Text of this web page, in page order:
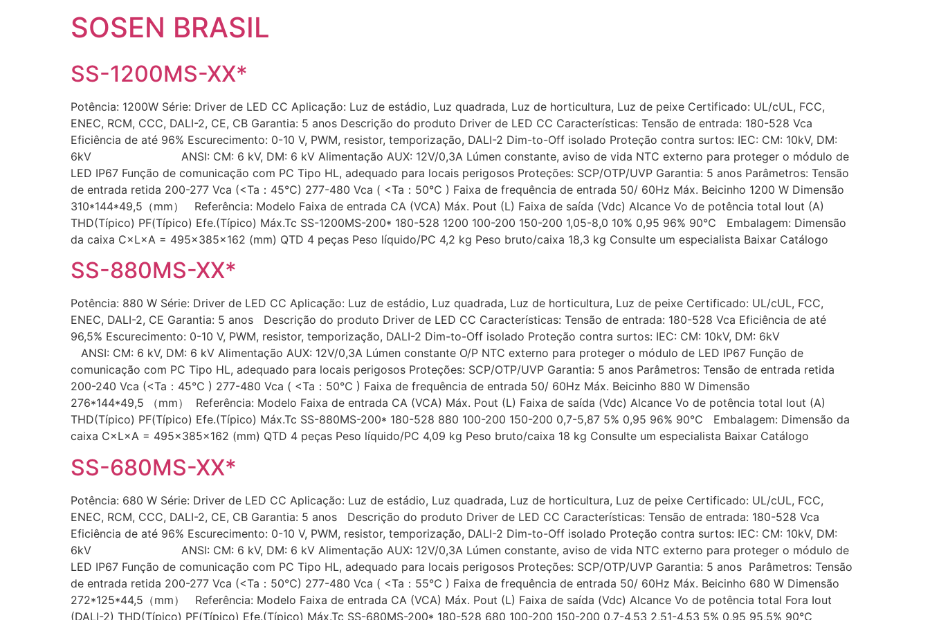
SOSEN BRASIL
SS-1200MS-XX*
Potência: 1200W Série: Driver de LED CC Aplicação: Luz de estádio, Luz quadrada, Luz de horticultura, Luz de peixe Certificado: UL/cUL, FCC,
ENEC, RCM, CCC, DALI-2, CE, CB Garantia: 5 anos Descrição do produto Driver de LED CC Características: Tensão de entrada: 180-528 Vca
Eficiência de até 96% Escurecimento: 0-10 V, PWM, resistor, temporização, DALI-2 Dim-to-Off isolado Proteção contra surtos: IEC: CM: 10kV, DM:
6kV ANSI: CM: 6 kV, DM: 6 kV Alimentação AUX: 12V/0,3A Lúmen constante, aviso de vida NTC externo para proteger o módulo de
LED IP67 Função de comunicação com PC Tipo HL, adequado para locais perigosos Proteções: SCP/OTP/UVP Garantia: 5 anos Parâmetros: Tensão
de entrada retida 200-277 Vca (<Ta：45℃) 277-480 Vca ( <Ta：50℃ ) Faixa de frequência de entrada 50/ 60Hz Máx. Beicinho 1200 W Dimensão
310*144*49,5（mm） Referência: Modelo Faixa de entrada CA (VCA) Máx. Pout (L) Faixa de saída (Vdc) Alcance Vo de potência total Iout (A)
THD(Típico) PF(Típico) Efe.(Típico) Máx.Tc SS-1200MS-200* 180-528 1200 100-200 150-200 1,05-8,0 10% 0,95 96% 90℃ Embalagem: Dimensão
da caixa C×L×A = 495×385×162 (mm) QTD 4 peças Peso líquido/PC 4,2 kg Peso bruto/caixa 18,3 kg Consulte um especialista Baixar Catálogo
SS-880MS-XX*
Potência: 880 W Série: Driver de LED CC Aplicação: Luz de estádio, Luz quadrada, Luz de horticultura, Luz de peixe Certificado: UL/cUL, FCC,
ENEC, DALI-2, CE Garantia: 5 anos Descrição do produto Driver de LED CC Características: Tensão de entrada: 180-528 Vca Eficiência de até
96,5% Escurecimento: 0-10 V, PWM, resistor, temporização, DALI-2 Dim-to-Off isolado Proteção contra surtos: IEC: CM: 10kV, DM: 6kV
ANSI: CM: 6 kV, DM: 6 kV Alimentação AUX: 12V/0,3A Lúmen constante O/P NTC externo para proteger o módulo de LED IP67 Função de
comunicação com PC Tipo HL, adequado para locais perigosos Proteções: SCP/OTP/UVP Garantia: 5 anos Parâmetros: Tensão de entrada retida
200-240 Vca (<Ta：45℃ ) 277-480 Vca ( <Ta：50℃ ) Faixa de frequência de entrada 50/ 60Hz Máx. Beicinho 880 W Dimensão
276*144*49,5 （mm） Referência: Modelo Faixa de entrada CA (VCA) Máx. Pout (L) Faixa de saída (Vdc) Alcance Vo de potência total Iout (A)
THD(Típico) PF(Típico) Efe.(Típico) Máx.Tc SS-880MS-200* 180-528 880 100-200 150-200 0,7-5,87 5% 0,95 96% 90℃ Embalagem: Dimensão da
caixa C×L×A = 495×385×162 (mm) QTD 4 peças Peso líquido/PC 4,09 kg Peso bruto/caixa 18 kg Consulte um especialista Baixar Catálogo
SS-680MS-XX*
Potência: 680 W Série: Driver de LED CC Aplicação: Luz de estádio, Luz quadrada, Luz de horticultura, Luz de peixe Certificado: UL/cUL, FCC,
ENEC, RCM, CCC, DALI-2, CE, CB Garantia: 5 anos Descrição do produto Driver de LED CC Características: Tensão de entrada: 180-528 Vca
Eficiência de até 96% Escurecimento: 0-10 V, PWM, resistor, temporização, DALI-2 Dim-to-Off isolado Proteção contra surtos: IEC: CM: 10kV, DM:
6kV ANSI: CM: 6 kV, DM: 6 kV Alimentação AUX: 12V/0,3A Lúmen constante, aviso de vida NTC externo para proteger o módulo de
LED IP67 Função de comunicação com PC Tipo HL, adequado para locais perigosos Proteções: SCP/OTP/UVP Garantia: 5 anos Parâmetros: Tensão
de entrada retida 200-277 Vca (<Ta：50℃) 277-480 Vca ( <Ta：55℃ ) Faixa de frequência de entrada 50/ 60Hz Máx. Beicinho 680 W Dimensão
272*125*44,5（mm） Referência: Modelo Faixa de entrada CA (VCA) Máx. Pout (L) Faixa de saída (Vdc) Alcance Vo de potência total Fora Iout
(DALI-2) THD(Típico) PF(Típico) Efe.(Típico) Máx.Tc SS-680MS-200* 180-528 680 100-200 150-200 0,7-4,53 2,51-4,53 5% 0,95 95,5% 90℃